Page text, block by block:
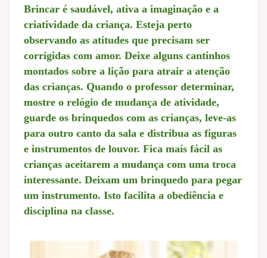
Brincar é saudável, ativa a imaginação e a
criatividade da criança. Esteja perto
observando as atitudes que precisam ser
corrigidas com amor. Deixe alguns cantinhos
montados sobre a lição para atrair a atenção
das crianças. Quando o professor determinar,
mostre o relógio de mudança de atividade,
guarde os brinquedos com as crianças, leve-as
para outro canto da sala e distribua as figuras
e instrumentos de louvor. Fica mais fácil as
crianças aceitarem a mudança com uma troca
interessante. Deixam um brinquedo para pegar
um instrumento. Isto facilita a obediência e
disciplina na classe.